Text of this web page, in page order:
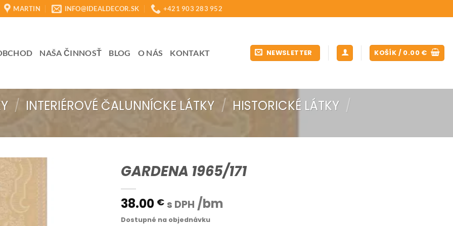
MARTIN INFO@IDEALDECOR.SK +421 903 283 952
NAŠA ČINNOSŤ BLOG O NÁS KONTAKT NEWSLETTER KOŠÍK / 0.00 €
/ INTERIÉROVÉ ČALUNNÍCKE LÁTKY / HISTORICKÉ LÁTKY /
GARDENA 1965/171
38.00 € s DPH /bm
Dostupné na objednávku